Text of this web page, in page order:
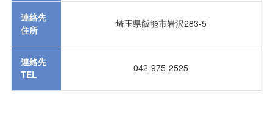
連絡先
住所
埼玉県飯能市岩沢283-5
連絡先
TEL
042-975-2525